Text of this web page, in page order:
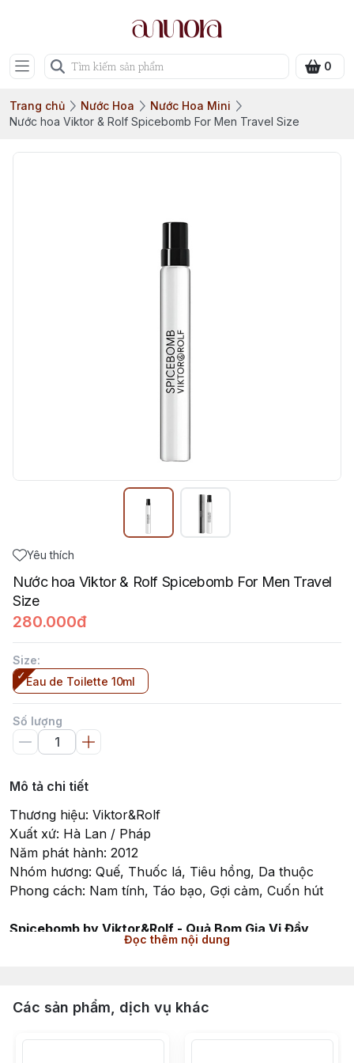
0
Trang chủ Nước Hoa
Nước Hoa Mini
Nước hoa Viktor & Rolf Spicebomb For Men Travel Size
Yêu thích
Nước hoa Viktor & Rolf Spicebomb For Men Travel
Size
280.000đ
Size:
Eau de Toilette 10ml
Số lượng
Mô tả chi tiết
Thương hiệu: Viktor&Rolf
Xuất xứ: Hà Lan / Pháp
Năm phát hành: 2012
Nhóm hương: Quế, Thuốc lá, Tiêu hồng, Da thuộc
Phong cách: Nam tính, Táo bạo, Gợi cảm, Cuốn hút
Spicebomb by Viktor&Rolf - Quả Bom Gia Vị Đầy
mốt Viktor&Rolf trình làng vào năm 2012. Dưới chiếc
phẩm này được ví như một vụ nổ khứu giác thực sự.
Đọc thêm nội dung
Các sản phẩm, dịch vụ khác